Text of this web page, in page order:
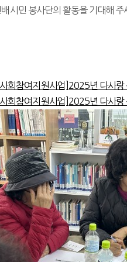
시민 봉사단의 활동을 기대해 주